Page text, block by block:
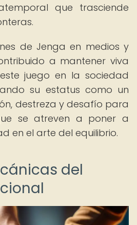
que trasciende
de Jenga en medios y
a mantener viva
juego en la sociedad
su estatus como un
destreza y desafío para
se atreven a poner a
en el arte del equilibrio.
del